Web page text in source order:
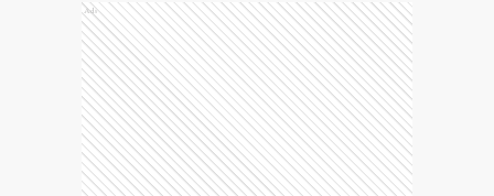
Ads